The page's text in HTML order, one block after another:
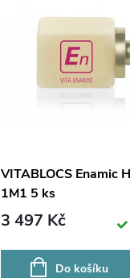
VITABLOCS Enamic
1M1 5 ks
3 497 Kč
Do košíku